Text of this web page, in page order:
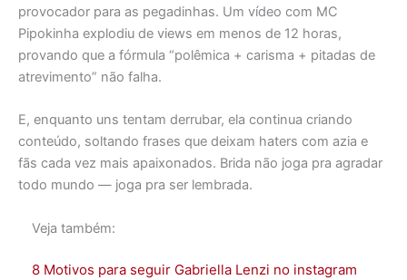
provocador para as pegadinhas. Um vídeo com MC
Pipokinha explodiu de views em menos de 12 horas,
provando que a fórmula “polêmica + carisma + pitadas de
atrevimento” não falha.
E, enquanto uns tentam derrubar, ela continua criando
conteúdo, soltando frases que deixam haters com azia e
fãs cada vez mais apaixonados. Brida não joga pra agradar
todo mundo — joga pra ser lembrada.
Veja também:
8 Motivos para seguir Gabriella Lenzi no instagram